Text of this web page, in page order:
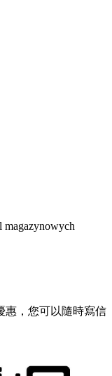
惠，您可以隨時寫信